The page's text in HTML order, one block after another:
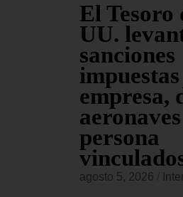
El Tesoro
UU.
sanciones
empresa,
persona
agosto 5, 2026